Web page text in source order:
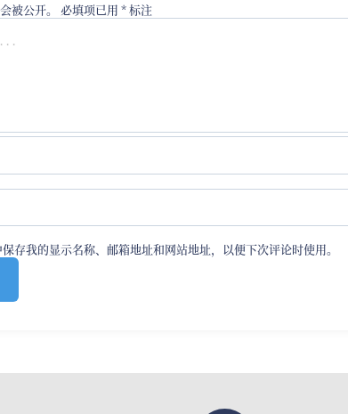
被公开。 必填项已用 *标注
存我的显示名称、邮箱地址和网站地址，以便下次评论时使用。